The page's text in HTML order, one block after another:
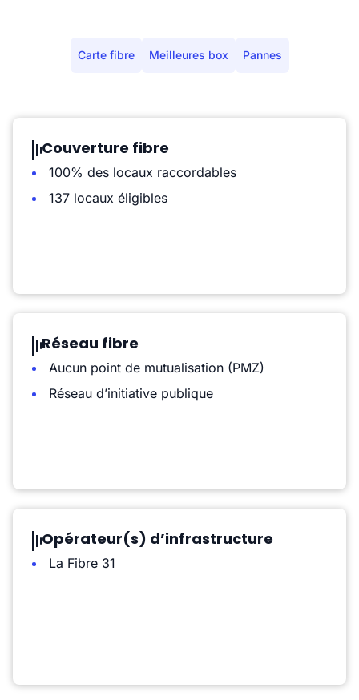
Carte fibre Meilleures box Pannes
Couverture fibre
100% des locaux raccordables
137 locaux éligibles
Réseau fibre
Aucun point de mutualisation (PMZ)
Réseau d’initiative publique
Opérateur(s) d’infrastructure
La Fibre 31